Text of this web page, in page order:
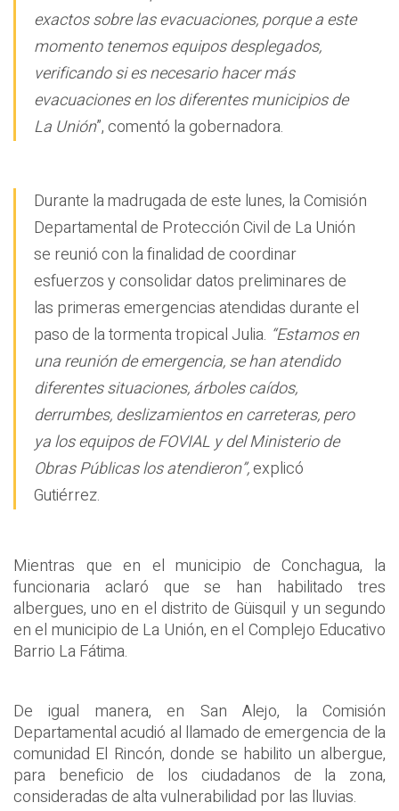
exactos sobre las evacuaciones, porque a este
momento tenemos equipos desplegados,
verificando si es necesario hacer más
evacuaciones en los diferentes municipios de
La Unión”, comentó la gobernadora.
Durante la madrugada de este lunes, la Comisión
Departamental de Protección Civil de La Unión
se reunió con la finalidad de coordinar
esfuerzos y consolidar datos preliminares de
las primeras emergencias atendidas durante el
paso de la tormenta tropical Julia. “Estamos en
una reunión de emergencia, se han atendido
diferentes situaciones, árboles caídos,
derrumbes, deslizamientos en carreteras, pero
ya los equipos de FOVIAL y del Ministerio de
Obras Públicas los atendieron”,explicó
Gutiérrez.
Mientras que en el municipio de Conchagua, la
funcionaria aclaró que se han habilitado tres
albergues, uno en el distrito de Güisquil y un segundo
en el municipio de La Unión, en el Complejo Educativo
Barrio La Fátima.
De igual manera, en San Alejo, la Comisión
Departamental acudió al llamado de emergencia de la
comunidad El Rincón, donde se habilito un albergue,
para beneficio de los ciudadanos de la zona,
consideradas de alta vulnerabilidad por las lluvias.